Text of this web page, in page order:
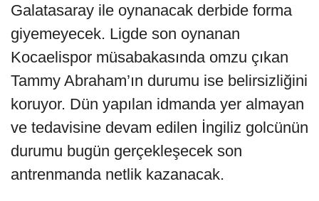
Galatasaray ile oynanacak derbide forma
giyemeyecek. Ligde son oynanan
Kocaelispor müsabakasında omzu çıkan
Tammy Abraham’ın durumu ise belirsizliğini
koruyor. Dün yapılan idmanda yer almayan
ve tedavisine devam edilen İngiliz golcünün
durumu bugün gerçekleşecek son
antrenmanda netlik kazanacak.